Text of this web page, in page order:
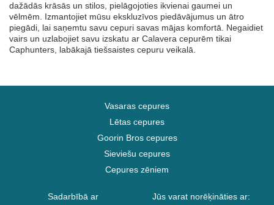
dažādās krāsās un stilos, pielāgojoties ikvienai gaumei un
vēlmēm. Izmantojiet mūsu ekskluzīvos piedāvājumus un ātro
piegādi, lai saņemtu savu cepuri savas mājas komfortā. Negaidiet
vairs un uzlabojiet savu izskatu ar Calavera cepurēm tikai
Caphunters, labākajā tiešsaistes cepuru veikalā.
Vasaras cepures
Lētas cepures
Goorin Bros cepures
Sieviešu cepures
Cepures zēniem
Sadarbībā ar
Jūs varat norēķināties ar: